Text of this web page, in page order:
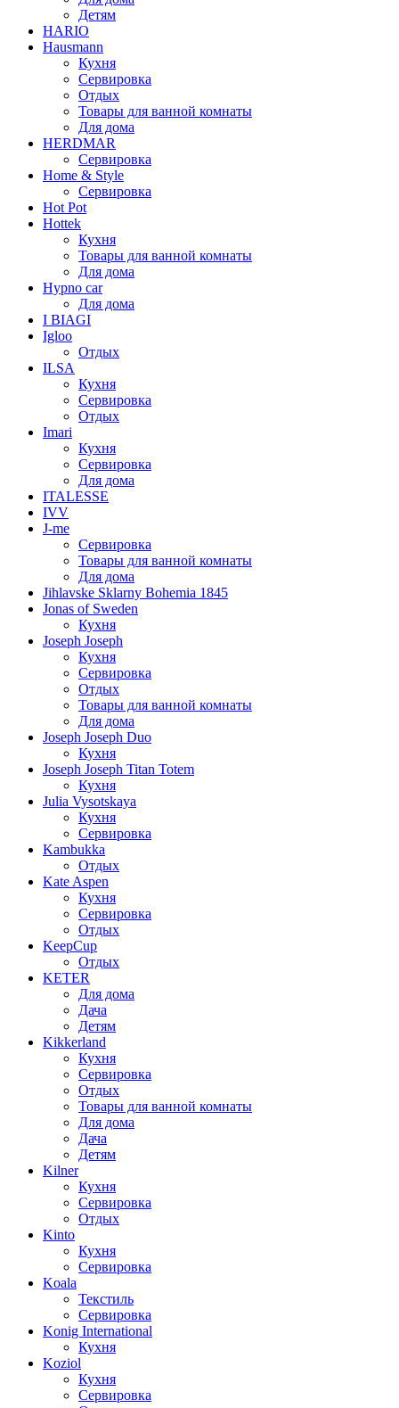
Детям
HARIO
Hausmann
Кухня
Сервировка
Отдых
Товары для ванной комнаты
Для дома
HERDMAR
Сервировка
Home & Style
Сервировка
Hot Pot
Hottek
Кухня
Товары для ванной комнаты
Для дома
Hypno car
Для дома
I BIAGI
Igloo
Отдых
ILSA
Кухня
Сервировка
Отдых
Imari
Кухня
Сервировка
Для дома
ITALESSE
IVV
J-me
Сервировка
Товары для ванной комнаты
Для дома
Jihlavske Sklarny Bohemia 1845
Jonas of Sweden
Кухня
Joseph Joseph
Кухня
Сервировка
Отдых
Товары для ванной комнаты
Для дома
Joseph Joseph Duo
Кухня
Joseph Joseph Titan Totem
Кухня
Julia Vysotskaya
Кухня
Сервировка
Kambukka
Отдых
Kate Aspen
Кухня
Сервировка
Отдых
KeepCup
Отдых
KETER
Для дома
Дача
Детям
Kikkerland
Кухня
Сервировка
Отдых
Товары для ванной комнаты
Для дома
Дача
Детям
Kilner
Кухня
Сервировка
Отдых
Kinto
Кухня
Сервировка
Koala
Текстиль
Сервировка
Konig International
Кухня
Koziol
Кухня
Сервировка